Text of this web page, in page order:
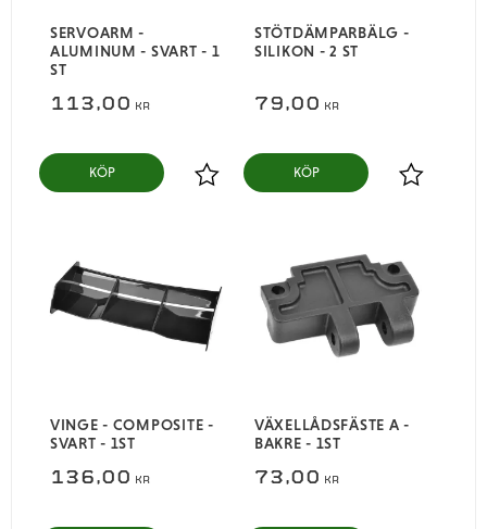
SERVOARM -
ALUMINUM - SVART - 1
ST
113,00 KR
Lägg till i favoriter
KÖP
STÖTDÄMPARBÄLG -
SILIKON - 2 ST
79,00 KR
Lägg till i
KÖP
VINGE - COMPOSITE -
SVART - 1ST
136,00 KR
VÄXELLÅDSFÄSTE A -
BAKRE - 1ST
73,00 KR